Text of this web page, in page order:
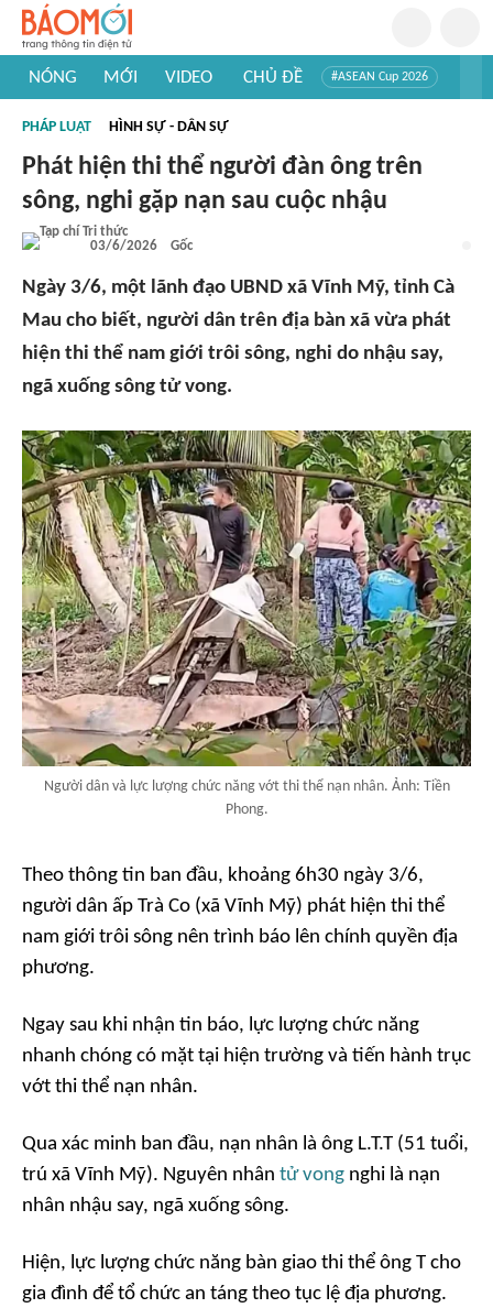
NÓNG MỚI VIDEO CHỦ ĐỀ #ASEAN Cup 2026
#Khám phá thế giới
PHÁP LUẬT HÌNH SỰ - DÂN SỰ
Phát hiện thi thể người đàn ông trên
sông, nghi gặp nạn sau cuộc nhậu
03/6/2026 Gốc
Ngày 3/6, một lãnh đạo UBND xã Vĩnh Mỹ, tỉnh Cà
Mau cho biết, người dân trên địa bàn xã vừa phát
hiện thi thể nam giới trôi sông, nghi do nhậu say,
ngã xuống sông tử vong.
Người dân và lực lượng chức năng vớt thi thể nạn nhân. Ảnh: Tiền
Phong.
Theo thông tin ban đầu, khoảng 6h30 ngày 3/6,
người dân ấp Trà Co (xã Vĩnh Mỹ) phát hiện thi thể
nam giới trôi sông nên trình báo lên chính quyền địa
phương.
Ngay sau khi nhận tin báo, lực lượng chức năng
nhanh chóng có mặt tại hiện trường và tiến hành trục
vớt thi thể nạn nhân.
Qua xác minh ban đầu, nạn nhân là ông L.T.T (51 tuổi,
trú xã Vĩnh Mỹ). Nguyên nhân tử vong nghi là nạn
nhân nhậu say, ngã xuống sông.
Hiện, lực lượng chức năng bàn giao thi thể ông T cho
gia đình để tổ chức an táng theo tục lệ địa phương.